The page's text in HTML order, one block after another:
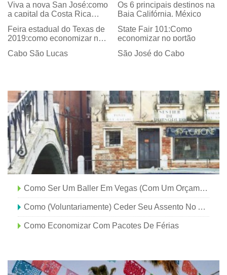
Viva a nova San José:como
a capital da Costa Rica
Os 6 principais destinos na
Baja Califórnia, México
Feira estadual do Texas de
2019:como economizar no
State Fair 101:Como
economizar no portão
Cabo São Lucas
São José do Cabo
Como Ser Um Baller Em Vegas (com Um Orçamento)
Como (voluntariamente) Ceder Seu Assento No Avião Em Troca De Dinheiro
Como Economizar Com Pacotes De Férias